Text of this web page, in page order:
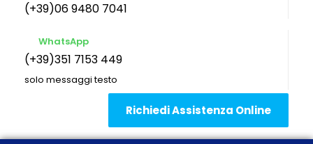
(+39)06 9480 7041
WhatsApp
(+39)351 7153 449
solo messaggi testo
Richiedi Assistenza Online